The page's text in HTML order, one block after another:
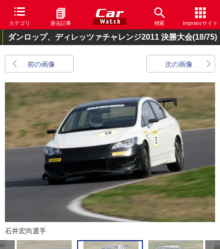
カテゴリ 過去記事 検索 Impressサイト
ダンロップ、ディレッツァチャレンジ2011 決勝大会(18/75)
前の画像 次の画像
石井宏尚選手